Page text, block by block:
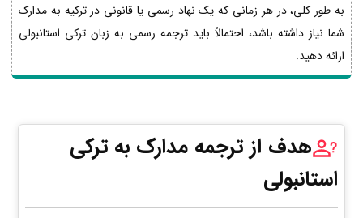
به طور کلی، در هر زمانی که یک نهاد رسمی یا قانونی در ترکیه به مدارک
شما نیاز داشته باشد، احتمالاً باید ترجمه رسمی به زبان ترکی استانبولی
ارائه دهید.
هدف از ترجمه مدارک به ترکی
استانبولی